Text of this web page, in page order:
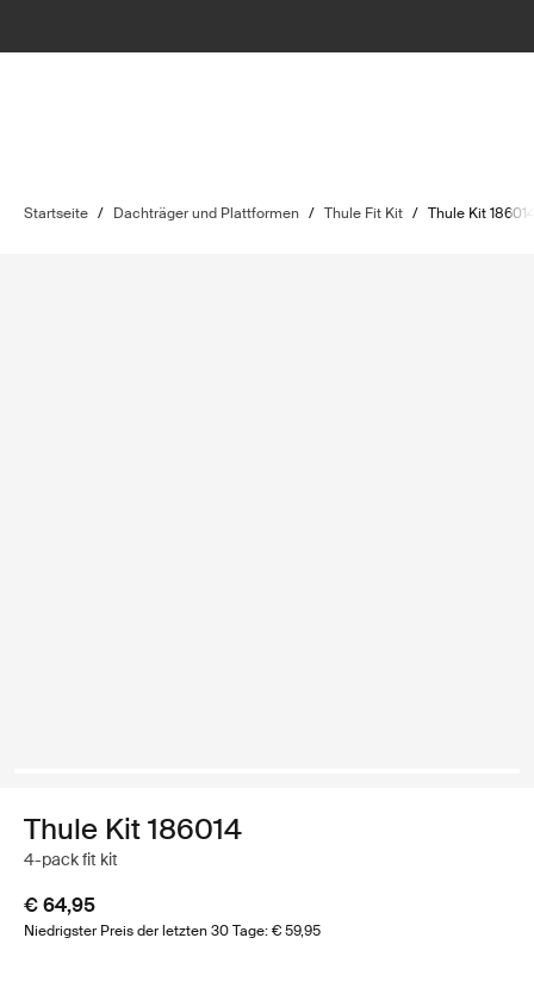
Startseite / Dachträger und Plattformen / Thule Fit Kit / Thule Kit 186014
Thule Kit 186014
4-pack fit kit
€ 64,95
Niedrigster Preis der letzten 30 Tage: € 59,95